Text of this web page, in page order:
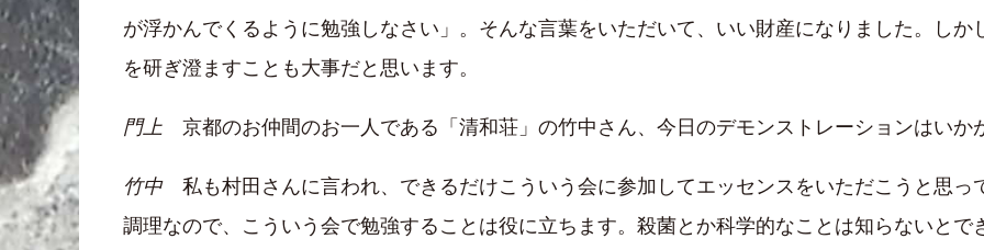
が浮かんでくるように勉強しなさい」。そんな言葉をいただいて、いい財産になりました。し
を研ぎ澄ますことも大事だと思います。
門上 京都のお仲間のお一人である「清和荘」の竹中さん、今日のデモンストレーションはいか
竹中私も村田さんに言われ、できるだけこういう会に参加してエッセンスをいただこうと思っ
調理なので、こういう会で勉強することは役に立ちます。殺菌とか科学的なことは知らないと